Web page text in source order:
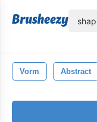
Vorm Abstract